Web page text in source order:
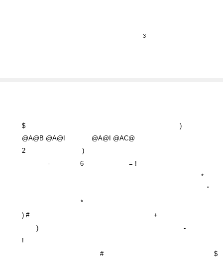
3
$
)
@A@B @A@I
@A@I @AC@
2
)
-
6
= !
*
"
*
) #
+
)
-
!
#
$